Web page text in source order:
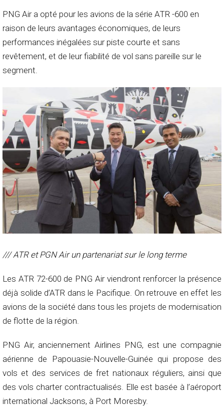
PNG Air a opté pour les avions de la série ATR -600 en
raison de leurs avantages économiques, de leurs
performances inégalées sur piste courte et sans
revêtement, et de leur fiabilité de vol sans pareille sur le
segment.
/// ATR et PGN Air un partenariat sur le long terme
Les ATR 72-600 de PNG Air viendront renforcer la présence
déjà solide d’ATR dans le Pacifique. On retrouve en effet les
avions de la société dans tous les projets de modernisation
de flotte de la région.
PNG Air, anciennement Airlines PNG, est une compagnie
aérienne de Papouasie-Nouvelle-Guinée qui propose des
vols et des services de fret nationaux réguliers, ainsi que
des vols charter contractualisés. Elle est basée à l’aéroport
international Jacksons, à Port Moresby.